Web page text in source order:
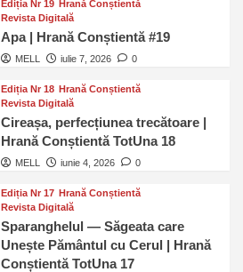
Ediția Nr 19 Hrană Conștientă
Revista Digitală
Apa | Hrană Conștientă #19
MELL iulie 7, 2026 0
Ediția Nr 18 Hrană Conștientă
Revista Digitală
Cireașa, perfecțiunea trecătoare |
Hrană Conștientă TotUna 18
MELL iunie 4, 2026 0
Ediția Nr 17 Hrană Conștientă
Revista Digitală
Sparanghelul — Săgeata care
Unește Pământul cu Cerul | Hrană
Conștientă TotUna 17